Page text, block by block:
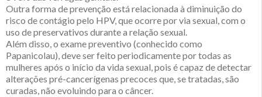
Outra forma de prevenção está relacionada à diminuição do
risco de contágio pelo HPV, que ocorre por via sexual, com o
uso de preservativos durante a relação sexual.
Além disso, o exame preventivo (conhecido como
Papanicolau), deve ser feito periodicamente por todas as
mulheres após o início da vida sexual, pois é capaz de detectar
alterações pré-cancerígenas precoces que, se tratadas, são
curadas, não evoluindo para o câncer.